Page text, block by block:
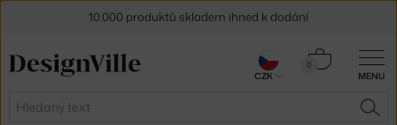
MENU
Hledat
0
Košík
10.000 produktů skladem ihned k dodání
Sleva 5 % pro odběratele
CZK